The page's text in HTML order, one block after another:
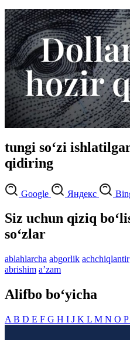
tungi so‘zi
qidiring
Google Яндекс
Siz uchun qiziq
so‘zlar
ablahlarcha abgorlik achchiqlantir
abrishim aʼzam
Alifbo bo‘yicha
A B D E F G H I J K L M N O P